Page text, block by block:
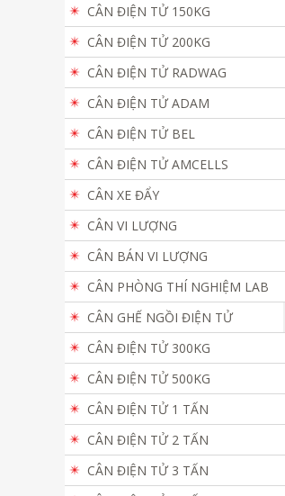
CÂN ĐIỆN TỬ 150KG
CÂN ĐIỆN TỬ 200KG
CÂN ĐIỆN TỬ RADWAG
CÂN ĐIỆN TỬ ADAM
CÂN ĐIỆN TỬ BEL
CÂN ĐIỆN TỬ AMCELLS
CÂN XE ĐẨY
CÂN VI LƯỢNG
CÂN BÁN VI LƯỢNG
CÂN PHÒNG THÍ NGHIỆM LAB
CÂN GHẾ NGỒI ĐIỆN TỬ
CÂN ĐIỆN TỬ 300KG
CÂN ĐIỆN TỬ 500KG
CÂN ĐIỆN TỬ 1 TẤN
CÂN ĐIỆN TỬ 2 TẤN
CÂN ĐIỆN TỬ 3 TẤN